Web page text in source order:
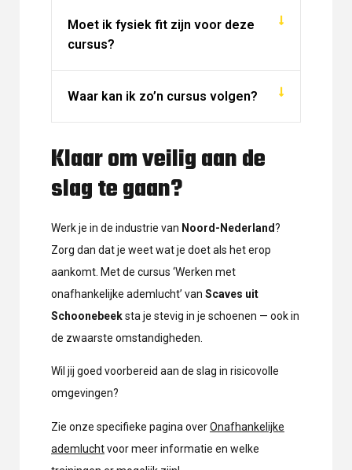
Moet ik fysiek fit zijn voor deze
cursus?
Waar kan ik zo’n cursus volgen?
Klaar om veilig aan de
slag te gaan?
Werk je in de industrie van Noord-Nederland?
Zorg dan dat je weet wat je doet als het erop
aankomt. Met de cursus ‘Werken met
onafhankelijke ademlucht’ van Scaves uit
Schoonebeeksta je stevig in je schoenen — ook in
de zwaarste omstandigheden.
Wil jij goed voorbereid aan de slag in risicovolle
omgevingen?
Zie onze specifieke pagina overOnafhankelijke
ademluchtvoor meer informatie en welke